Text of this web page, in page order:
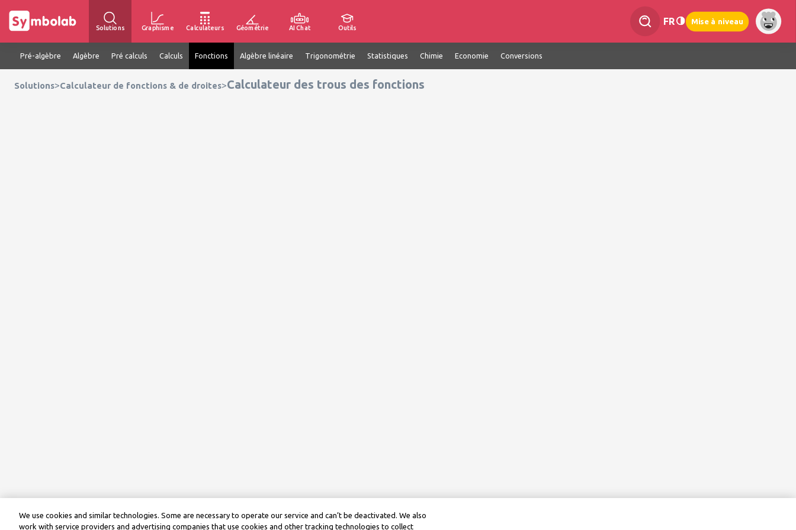
Solutions Graphisme Calculateurs Géométrie AI Chat Outils
FR Mise à niveau
Pré-algèbre Algèbre Pré calculs Calculs Fonctions Algèbre linéaire Trigonométrie Statistiques Chimie Economie Conversions
Solutions>Calculateur de fonctions & de droites>Calculateur des trous des fonctions
We use cookies and similar technologies. Some are necessary to operate our service and can’t be deactivated. We also
work with service providers and advertising companies that use cookies and other tracking technologies to collect